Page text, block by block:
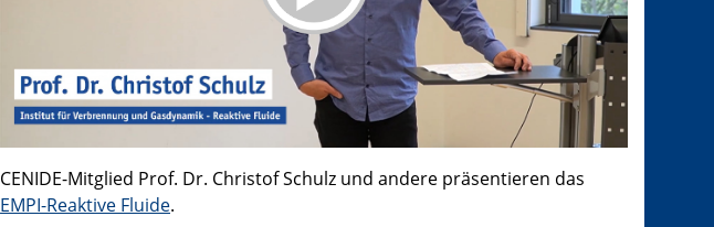
CENIDE-Mitglied Prof. Dr. Christof Schulz und andere präsentieren das
EMPI-Reaktive Fluide.